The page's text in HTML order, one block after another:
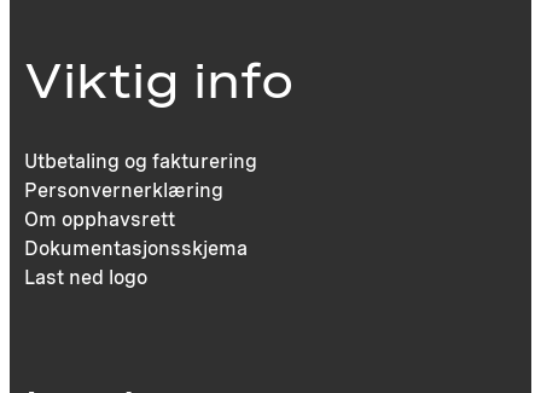
Viktig info
Utbetaling og fakturering
Personvernerklæring
Om opphavsrett
Dokumentasjonsskjema
Last ned logo